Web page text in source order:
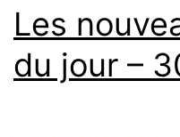
Les
du jour –